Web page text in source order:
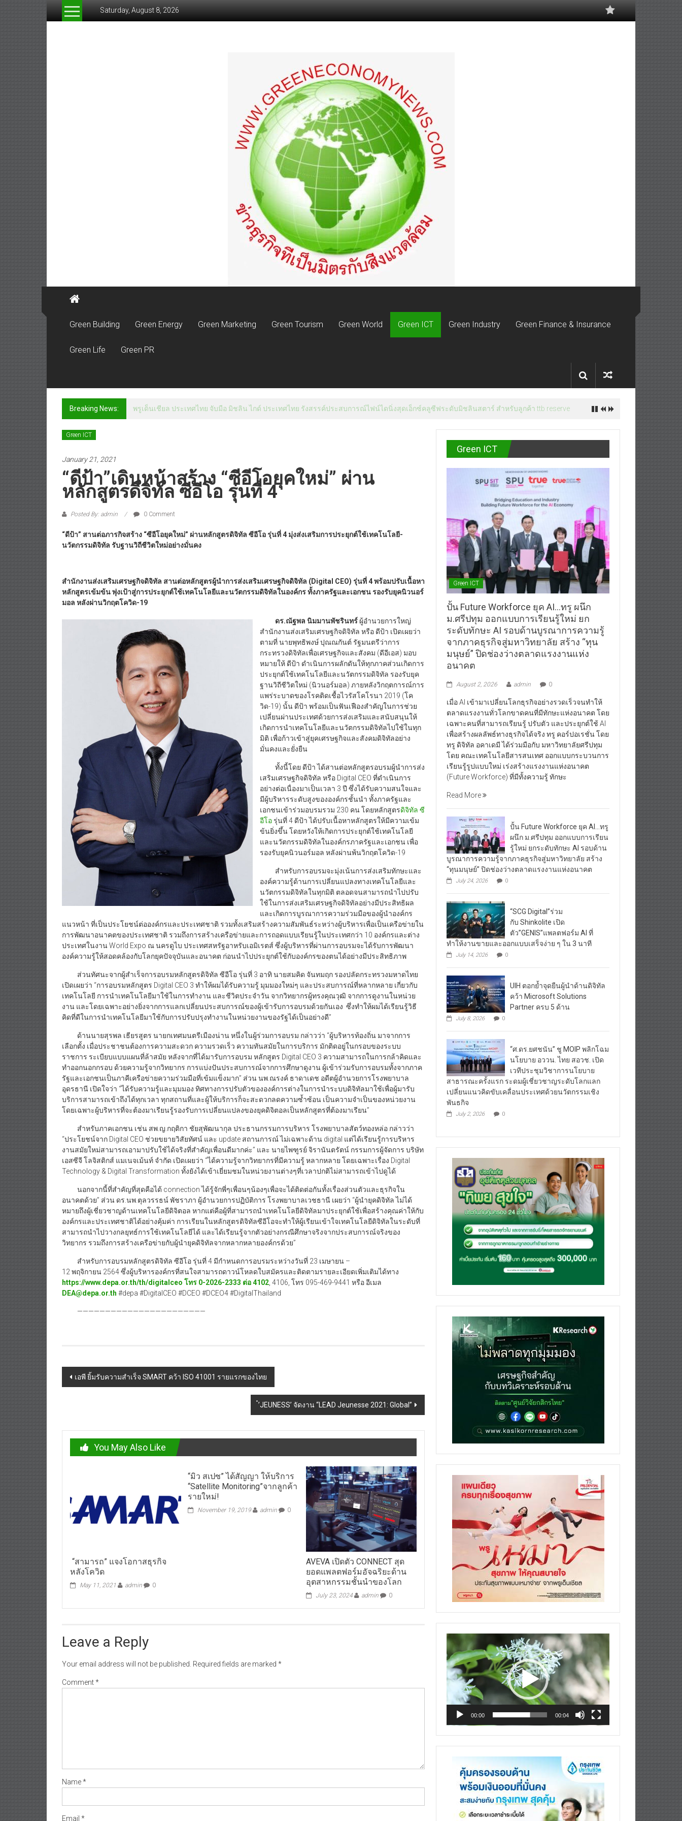
Saturday, August 8, 2026
Green Building Green Energy Green Marketing Green Tourism Green World Green ICT Green Industry Green Finance & Insurance
Green Life Green PR
Breaking News: พรูเด็นเชียล ประเทศไทย จับมือ มิชลิน ไกด์ ประเทศไทย รังสรรค์ประสบการณ์ไฟน์ไดนิ่งสุดเอ็กซ์คลูซีฟระดับมิชลินสตาร์ สำหรับลูกค้า ttb reserve
Green ICT
January 21, 2021
“ดีป้า”เดินหน้าสร้าง “ซีอีโอยุคใหม่” ผ่าน
หลักสูตรดิจิทัล ซีอีโอ รุ่นที่ 4
Posted By: admin 0 Comment
“ดีป้า” สานต่อภารกิจสร้าง “ซีอีโอยุคใหม่” ผ่านหลักสูตรดิจิทัล ซีอีโอ รุ่นที่ 4 มุ่งส่งเสริมการประยุกต์ใช้เทคโนโลยี-
นวัตกรรมดิจิทัล รับฐานวิถีชีวิตใหม่อย่างมั่นคง
สำนักงานส่งเสริมเศรษฐกิจดิจิทัล สานต่อหลักสูตรผู้นำการส่งเสริมเศรษฐกิจดิจิทัล (Digital CEO) รุ่นที่ 4 พร้อมปรับเนื้อหา
หลักสูตรเข้มข้น พุ่งเป้าสู่การประยุกต์ใช้เทคโนโลยีและนวัตกรรมดิจิทัลในองค์กร ทั้งภาครัฐและเอกชน รองรับยุคนิวนอร์
มอล หลังผ่านวิกฤตโควิด-19
ดร.ณัฐพล นิมมานพัชรินทร์ ผู้อำนวยการใหญ่
สำนักงานส่งเสริมเศรษฐกิจดิจิทัล หรือ ดีป้า เปิดเผยว่า
ตามที่ นายพุทธิพงษ์ ปุณณกันต์ รัฐมนตรีว่าการ
กระทรวงดิจิทัลเพื่อเศรษฐกิจและสังคม (ดีอีเอส) มอบ
หมายให้ ดีป้า ดำเนินการผลักดันให้ทุกภาคส่วนเกิดการ
ประยุกต์ใช้เทคโนโลยีและนวัตกรรมดิจิทัล รองรับยุค
ฐานวิถีชีวิตใหม่ (นิวนอร์มอล) ภายหลังวิกฤตการณ์การ
แพร่ระบาดของโรคติดเชื้อไวรัสโคโรนา 2019 (โค
วิด-19) นั้น ดีป้า พร้อมเป็นฟันเฟืองสำคัญในการช่วย
เปลี่ยนผ่านประเทศด้วยการส่งเสริมและสนับสนุนให้
เกิดการนำเทคโนโลยีและนวัตกรรมดิจิทัลไปใช้ในทุก
มิติ เพื่อก้าวเข้าสู่ยุคเศรษฐกิจและสังคมดิจิทัลอย่าง
มั่นคงและยั่งยืน
ทั้งนี้โดย ดีป้า ได้สานต่อหลักสูตรอบรมผู้นำการส่ง
เสริมเศรษฐกิจดิจิทัล หรือ Digital CEO ที่ดำเนินการ
อย่างต่อเนื่องมาเป็นเวลา 3 ปี ซึ่งได้รับความสนใจและ
มีผู้บริหารระดับสูงขององค์กรชั้นนำ ทั้งภาครัฐและ
เอกชนเข้าร่วมอบรมรวม 230 คน โดยหลักสูตรดิจิทัล ซี
อีโอ รุ่นที่ 4 ดีป้า ได้ปรับเนื้อหาหลักสูตรให้มีความเข้ม
ข้นยิ่งขึ้น โดยหวังให้เกิดการประยุกต์ใช้เทคโนโลยี
และนวัตกรรมดิจิทัลในองค์กรภาครัฐและเอกชน เพื่อ
รองรับยุคนิวนอร์มอล หลังผ่านพ้นวิกฤตโควิด-19
สำหรับการอบรมจะมุ่งเน้นการส่งเสริมทักษะและ
องค์ความรู้ด้านการเปลี่ยนแปลงทางเทคโนโลยีและ
นวัตกรรมดิจิทัลในทุกมิติ ตลอดจนสามารถนำไปปรับ
ใช้ในการส่งเสริมเศรษฐกิจดิจิทัลอย่างมีประสิทธิผล
และเกิดการบูรณาการความร่วมมือของผู้นำองค์กร
แนวหน้า ที่เป็นประโยชน์ต่อองค์กรและประเทศชาติ รวมทั้งเสริมสร้างความสัมพันธ์ระหว่างผู้บริหารเพื่อเป็นเครือข่ายใน
การพัฒนาอนาคตของประเทศชาติ รวมถึงการสร้างเครือข่ายและการถอดแบบเรียนรู้ในประเทศกว่า 10 องค์กรและต่าง
ประเทศในงาน World Expo ณ นครดูไบ ประเทศสหรัฐอาหรับเอมิเรตส์ ซึ่งผู้บริหารที่ผ่านการอบรมจะได้รับการพัฒนา
องค์ความรู้ให้สอดคล้องกับโลกยุคปัจจุบันและอนาคต ก่อนนำไปประยุกต์ใช้กับองค์กรของตนได้อย่างมีประสิทธิภาพ
ส่วนทัศนะจากผู้สำเร็จการอบรมหลักสูตรดิจิทัล ซีอีโอ รุ่นที่ 3 อาทิ นายสมคิด จันทมฤก รองปลัดกระทรวงมหาดไทย
เปิดเผยว่า “การอบรมหลักสูตร Digital CEO 3 ทำให้ผมได้รับความรู้ มุมมองใหม่ๆ และประสบการณ์ที่หลากหลาย เกี่ยวกับ
เทคโนโลยี การนำเทคโนโลยีมาใช้ในการทำงาน และชีวิตประจำวัน จากวิทยากรผู้ทรงคุณวุฒิ จากการดูงานในหน่วย
งาน และโดยเฉพาะอย่างยิ่งจากการแลกเปลี่ยนประสบการณ์ของผู้เข้ารับการอบรมด้วยกันเอง ซึ่งทำให้ผมได้เรียนรู้วิธี
คิดที่ดีในการนำเทคโนโลยีมาใช้กับการปรับปรุงทำงานในหน่วยงานของรัฐได้เป็นอย่างดี”
ด้านนายสุรพล เธียรสูตร นายกเทศมนตรีเมืองน่าน หนึ่งในผู้ร่วมการอบรม กล่าวว่า “ผู้บริหารท้องถิ่น มาจากการ
เลือกตั้ง เมื่อประชาชนต้องการความสะดวก ความรวดเร็ว ความทันสมัยในการบริการ มักติดอยู่ในกรอบของระบบ
ราชการ ระเบียบแบบแผนที่ล้าสมัย หลังจากที่ได้มารับการอบรม หลักสูตร Digital CEO 3 ความสามารถในการกล้าคิดและ
ทำออกนอกกรอบ ด้วยความรู้จากวิทยากร การแบ่งปันประสบการณ์จากการศึกษาดูงาน ผู้เข้าร่วมรับการอบรมทั้งจากภาค
รัฐและเอกชนเป็นภาคีเครือข่ายความร่วมมือที่เข้มแข็งมาก” ส่วน นพ.ณรงค์ ธาดาเดช อดีตผู้อำนวยการโรงพยาบาล
อุดรธานี เปิดใจว่า “ได้รับความรู้และมุมมอง ทิศทางการปรับตัวขององค์การต่างในการนำระบบดิจิทัลมาใช้เพื่อผู้มารับ
บริการสามารถเข้าถึงได้ทุกเวลา ทุกสถานที่และผู้ให้บริการก็จะสะดวกลดความซ้ำซ้อน เป็นความจำเป็นของหน่วยงาน
โดยเฉพาะผู้บริหารที่จะต้องมาเรียนรู้รองรับการเปลี่ยนแปลงของยุคดิจิตอลเป็นหลักสูตรที่ต้องมาเรียน”
สำหรับภาคเอกชน เช่น สพ.ญ.กฤติกา ชัยสุพัฒนากุล ประธานกรรมการบริหาร โรงพยาบาลสัตว์ทองหล่อ กล่าวว่า
“ประโยชน์จาก Digital CEO ช่วยขยายวิสัยทัศน์ และ update สถานการณ์ ไม่เฉพาะด้าน digital แต่ได้เรียนรู้การบริหาร
งานสมัยใหม่สามารถเอามาปรับใช้ได้จริงที่สำคัญเพื่อนดีมากค่ะ” และ นายไพฑูรย์ จิรานันตรัตน์ กรรมการผู้จัดการ บริษัท
เอสซีจี โลจิสติกส์ แมเนจเม้นท์ จำกัด เปิดเผยว่า “ได้ความรู้จากวิทยากรที่มีความรู้ หลากหลาย โดยเฉพาะเรื่อง Digital
Technology & Digital Transformation ทั้งยังได้เข้าเยี่ยมชมในหน่วยงานต่างๆที่เวลาปกติไม่สามารถเข้าไปดูได้
นอกจากนี้ที่สำคัญที่สุดคือได้ connection ได้รู้จักพี่ๆเพื่อนๆน้องๆเพื่อจะได้ติดต่อกันทั้งเรื่องส่วนตัวและธุรกิจใน
อนาคตด้วย” ส่วน ดร.นพ.ตุลวรรธน์ พัชราภา ผู้อำนวยการปฏิบัติการ โรงพยาบาลเวชธานี เผยว่า “ผู้นำยุคดิจิทัล ไม่ได้
หมายถึงผู้เชี่ยวชาญด้านเทคโนโลยีดิจิตอล หากแต่คือผู้ที่สามารถนำเทคโนโลยีดิจิทัลมาประยุกต์ใช้เพื่อสร้างคุณค่าให้กับ
องค์กรและประเทศชาติได้อย่างคุ้มค่า การเรียนในหลักสูตรดิจิทัลซีอีโอจะทำให้ผู้เรียนเข้าใจเทคโนโลยีดิจิทัลในระดับที่
สามารถนำไปวางกลยุทธ์การใช้เทคโนโลยีได้ และได้เรียนรู้จากตัวอย่างกรณีศึกษาจริงจากประสบการณ์จริงของ
วิทยากร รวมถึงการสร้างเครือข่ายกับผู้นำยุคดิจิทัลจากหลากหลายองค์กรด้วย”
สำหรับการอบรมหลักสูตรดิจิทัล ซีอีโอ รุ่นที่ 4 มีกำหนดการอบรมระหว่างวันที่ 23 เมษายน –
12 พฤจิกายน 2564 ซึ่งผู้บริหารองค์กรที่สนใจสามารถดาวน์โหลดใบสมัครและติดตามรายละเอียดเพิ่มเติมได้ทาง
https://www.depa.or.th/th/digitalceo โทร 0-2026-2333 ต่อ4102 , 4106, โทร 095-469-9441 หรือ อีเมล
DEA@depa.or.th #depa #DigitalCEO #DCEO #DCEO4 #DigitalThailand
———————————————————————
Post
เอพี ยิ้มรับความสำเร็จ SMART คว้า ISO 41001 รายแรกของไทย
๋’JEUNESS’ จัดงาน “LEAD Jeunesse 2021: Global”
You May Also Like
“สามารถ” แจงโอกาสธุรกิจ
หลังโควิด
May 11, 2021 admin 0
“มิว สเปซ” ได้สัญญา ให้บริการ
“Satellite Monitoring”จากลูกค้า
รายใหม่!
November 19, 2019 admin 0
AVEVA เปิดตัว CONNECT สุด
ยอดแพลตฟอร์มอัจฉริยะด้าน
อุตสาหกรรมชั้นนำของโลก
July 23, 2024 admin 0
Leave a Reply
Your email address will not be published. Required fields are marked *
Comment*
Name*
Email *
Green ICT
Green ICT
ปั้น Future Workforce ยุค AI…ทรู ผนึก
ม.ศรีปทุม ออกแบบการเรียนรู้ใหม่ ยก
ระดับทักษะ AI รอบด้านบูรณาการความรู้
จากภาคธุรกิจสู่มหาวิทยาลัย สร้าง “ทุน
มนุษย์” ปิดช่องว่างตลาดแรงงานแห่ง
อนาคต
August 2, 2026 admin 0
เมื่อ AI เข้ามาเปลี่ยนโลกธุรกิจอย่างรวดเร็วจนทำให้
ตลาดแรงงานทั่วโลกขาดคนที่มีทักษะแห่งอนาคต โดย
เฉพาะคนที่สามารถเรียนรู้ ปรับตัว และประยุกต์ใช้ AI
เพื่อสร้างผลลัพธ์ทางธุรกิจได้จริง ทรู คอร์ปอเรชั่น โดย
ทรู ดิจิทัล อคาเดมี ได้ร่วมมือกับ มหาวิทยาลัยศรีปทุม
โดย คณะเทคโนโลยีสารสนเทศ ออกแบบกระบวนการ
เรียนรู้รูปแบบใหม่ เร่งสร้างแรงงานแห่งอนาคต
(Future Workforce) ที่มีทั้งความรู้ ทักษะ
Read More
ปั้น Future Workforce ยุค AI…ทรู
ผนึก ม.ศรีปทุม ออกแบบการเรียน
รู้ใหม่ ยกระดับทักษะ AI รอบด้าน
บูรณาการความรู้จากภาคธุรกิจสู่มหาวิทยาลัย สร้าง
“ทุนมนุษย์” ปิดช่องว่างตลาดแรงงานแห่งอนาคต
July 24, 2026 0
“SCG Digital”ร่วม
กับ Shinkolite เปิด
ตัว”GENIS”แพลตฟอร์ม AI ที่
ทำให้งานขายและออกแบบเสร็จง่าย ๆ ใน 3 นาที
July 14, 2026 0
UIH ตอกย้ำจุดยืนผู้นำด้านดิจิทัล
คว้า Microsoft Solutions
Partner ครบ 5 ด้าน
July 8, 2026 0
“ศ.ดร.ยศชนัน” ชู MOIP พลิกโฉม
นโยบาย อววน. ไทย สอวช. เปิด
เวทีประชุมวิชาการนโยบาย
สาธารณะครั้งแรก ระดมผู้เชี่ยวชาญระดับโลกแลก
เปลี่ยนแนวคิดขับเคลื่อนประเทศด้วยนวัตกรรมเชิง
พันธกิจ
July 2, 2026 0
Video
Player
00:00 00:04